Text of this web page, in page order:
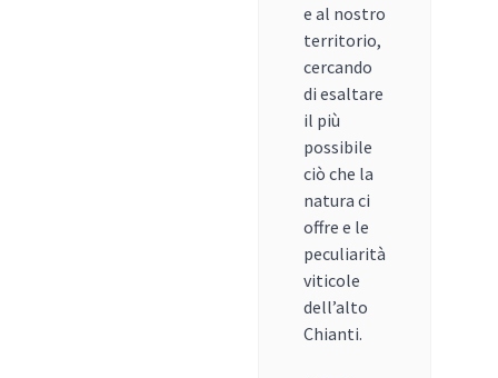
e al nostro
territorio,
cercando
di esaltare
il più
possibile
ciò che la
natura ci
offre e le
peculiarità
viticole
dell’alto
Chianti.